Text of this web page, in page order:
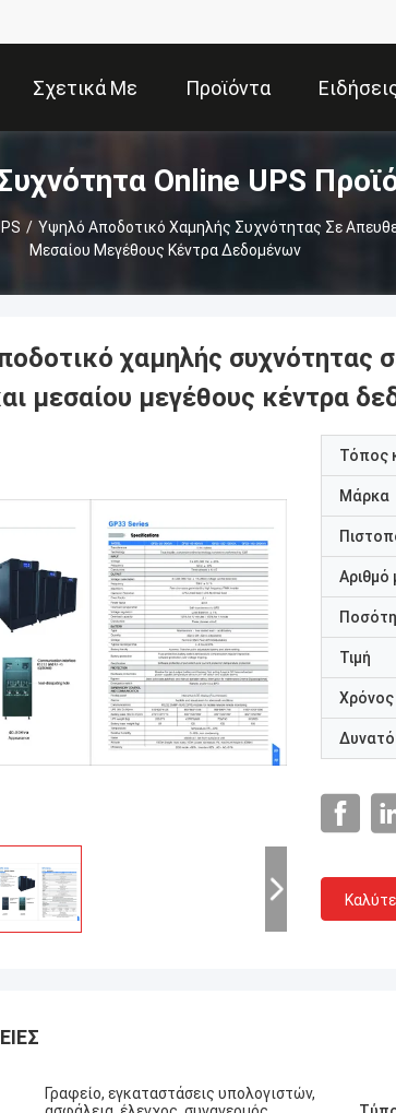
Σχετικά Με
Εμάς
Προϊόντα
Online UPS
/ Υψηλό Αποδοτικό Χαμηλής Συχνότητας Σε
Μεσαίου Μεγέθους Κέντρα Δεδομένων
χαμηλής συχνότητας
μεσαίου μεγέθους κέντρα
Τόπος
Μάρκα
Αριθμό
Τιμή
Γραφείο, εγκαταστάσεις υπολογιστών,